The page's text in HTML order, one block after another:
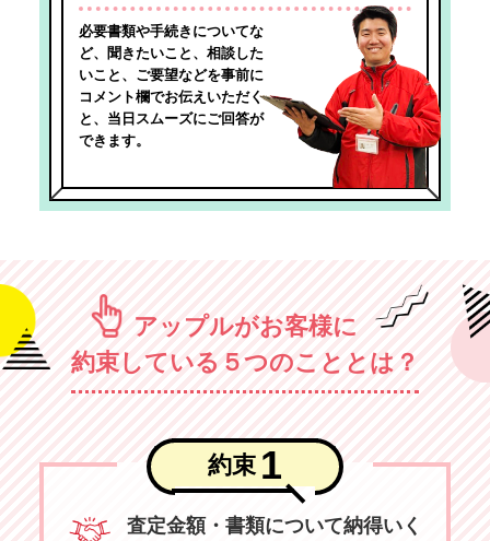
必要書類や手続きについてな
ど、聞きたいこと、相談した
いこと、ご要望などを事前に
コメント欄でお伝えいただく
と、当日スムーズにご回答が
できます。
アップルがお客様に
約束している５つのこととは？
約束 1
査定金額・書類について納得いく